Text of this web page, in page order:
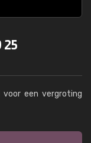
voor een vergroting